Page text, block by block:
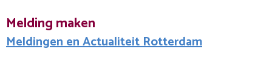
Melding maken
Meldingen en Actualiteit Rotterdam